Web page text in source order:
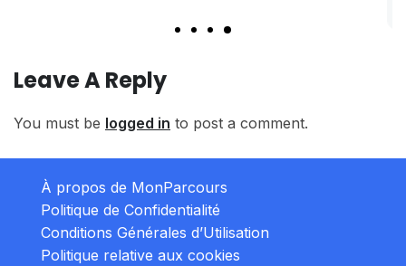
Leave A Reply
You must be logged in to post a comment.
À propos de MonParcours
Politique de Confidentialité
Conditions Générales d’Utilisation
Politique relative aux cookies